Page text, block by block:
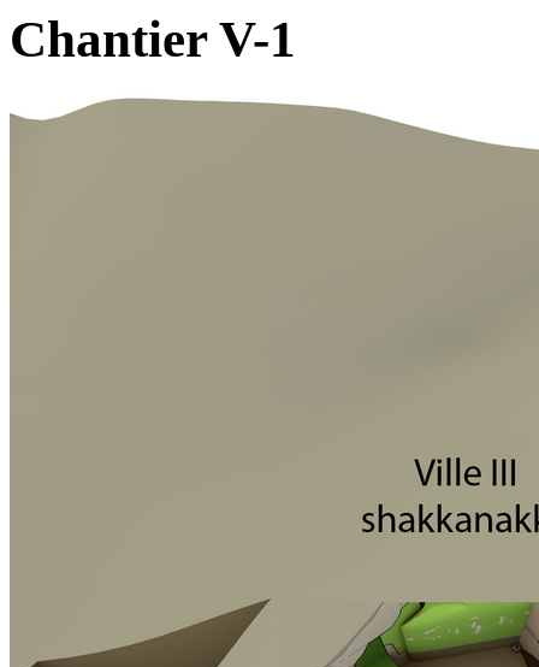
Chantier V-1